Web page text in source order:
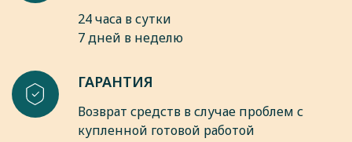
24 часа в сутки
7 дней в неделю
ГАРАНТИЯ
Возврат средств в случае проблем с
купленной готовой работой